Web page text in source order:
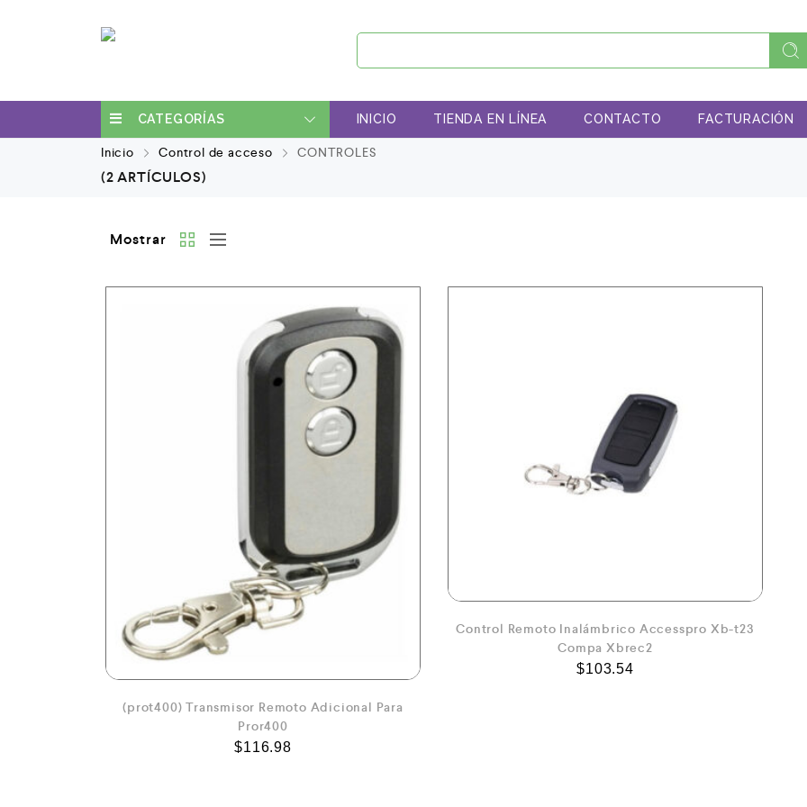
CATEGORÍAS INICIO TIENDA EN LÍNEA CONTACTO FACTURACIÓN
Inicio Control de acceso CONTROLES
(2 ARTÍCULOS)
Mostrar
(prot400) Transmisor Remoto Adicional Para
Pror400
$116.98
Control Remoto Inalámbrico Accesspro Xb-t23
Compa Xbrec2
$103.54